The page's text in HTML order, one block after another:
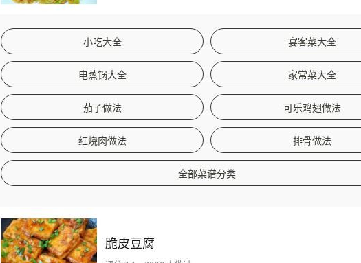
小吃大全 宴客菜大全
电蒸锅大全 家常菜大全
茄子做法 可乐鸡翅做法
红烧肉做法 排骨做法
全部菜谱分类
脆皮豆腐